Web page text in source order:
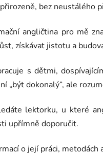
bez neustálého
angličtina pro mě
získávat jistotu a
s dětmi,
„být dokonalý“, ale
lektorku, u které
upřímně doporučit.
o její práci, metodách